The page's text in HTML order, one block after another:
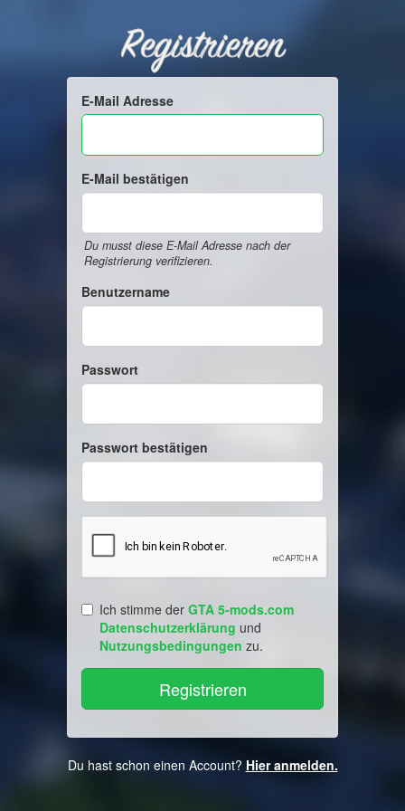
Registrieren
E-Mail Adresse
E-Mail bestätigen
Du musst diese E-Mail Adresse nach der
Registrierung verifizieren.
Benutzername
Passwort
Passwort bestätigen
Ich stimme der GTA 5-mods.com
Datenschutzerklärung und
Nutzungsbedingungen zu.
Du hast schon einen Account? Hier anmelden.